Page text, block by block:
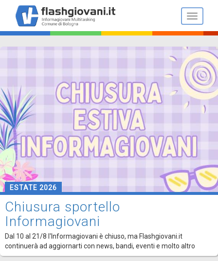
contenuto
principale
Toggle
ESTATE 2026
Chiusura sportello
Informagiovani
Dal 10 al 21/8 l'Informagiovani è chiuso, ma Flashgiovani.it
continuerà ad aggiornarti con news, bandi, eventi e molto altro